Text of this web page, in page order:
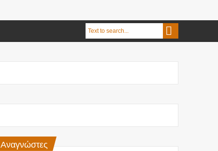
Αναγνώστες